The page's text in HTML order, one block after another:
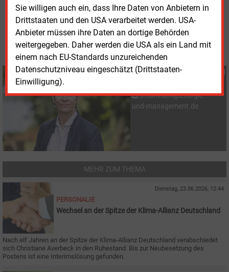
Sie willigen auch ein, dass Ihre Daten von Anbietern in
Drittstaaten und den USA verarbeitet werden. USA-
Anbieter müssen ihre Daten an dortige Behörden
weitergegeben. Daher werden die USA als ein Land mit
einem nach EU-Standards unzureichenden
Datenschutzniveau eingeschätzt (Drittstaaten-
Einwilligung).
Mittwoch, 13.05.2026, 14:09 Uhr
Susanne Harmsen
© 2026 Energie & Management GmbH
Susanne Harmsen
s.harmsen@energie-
und-management.de
MEHR ZUM THEMA
Dienstag, 23.06.2026, 12:44
PERSONALIE
Wechsel an der Spitze der Klima-Allianz Deutschland
Nach elf Jahren an der Spitze der Klima-Allianz Deutschland verabschiedet
sich Christiane Averbeck in den Ruhestand. Bis zur Neubesetzung des
Postens ist eine Interimslösung gefunden.